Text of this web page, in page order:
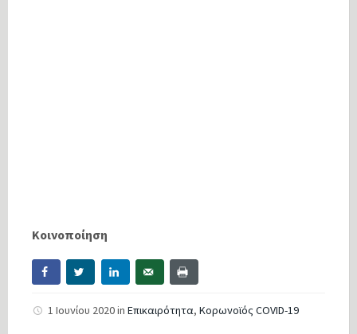
Κοινοποίηση
1 Ιουνίου 2020in Επικαιρότητα, Κορωνοϊός COVID-19